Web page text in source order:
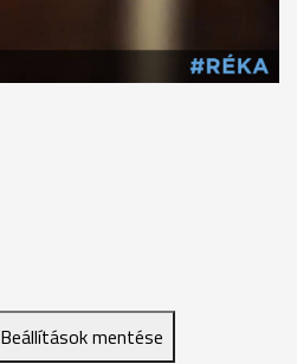
Beállítások mentése